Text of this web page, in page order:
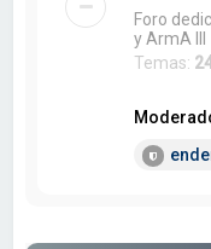
Foro
y ArmA III
Temas: